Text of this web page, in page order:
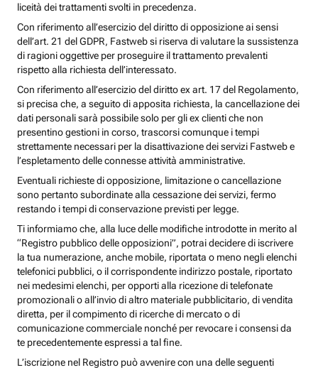
liceità dei trattamenti svolti in precedenza.
Con riferimento all’esercizio del diritto di opposizione ai sensi
dell’art. 21 del GDPR, Fastweb si riserva di valutare la sussistenza
di ragioni oggettive per proseguire il trattamento prevalenti
rispetto alla richiesta dell’interessato.
Con riferimento all’esercizio del diritto ex art. 17 del Regolamento,
si precisa che, a seguito di apposita richiesta, la cancellazione dei
dati personali sarà possibile solo per gli ex clienti che non
presentino gestioni in corso, trascorsi comunque i tempi
strettamente necessari per la disattivazione dei servizi Fastweb e
l’espletamento delle connesse attività amministrative.
Eventuali richieste di opposizione, limitazione o cancellazione
sono pertanto subordinate alla cessazione dei servizi, fermo
restando i tempi di conservazione previsti per legge.
Ti informiamo che, alla luce delle modifiche introdotte in merito al
“Registro pubblico delle opposizioni”, potrai decidere di iscrivere
la tua numerazione, anche mobile, riportata o meno negli elenchi
telefonici pubblici, o il corrispondente indirizzo postale, riportato
nei medesimi elenchi, per opporti alla ricezione di telefonate
promozionali o all’invio di altro materiale pubblicitario, di vendita
diretta, per il compimento di ricerche di mercato o di
comunicazione commerciale nonché per revocare i consensi da
te precedentemente espressi a tal fine.
L’iscrizione nel Registro può avvenire con una delle seguenti